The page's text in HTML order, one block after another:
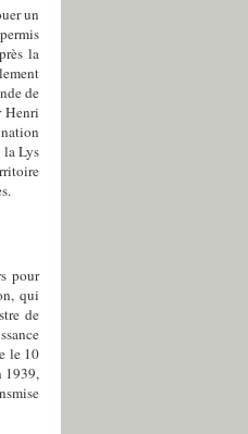
un
la
de
Henri
la Lys
pour
qui
de
le 10
1939,